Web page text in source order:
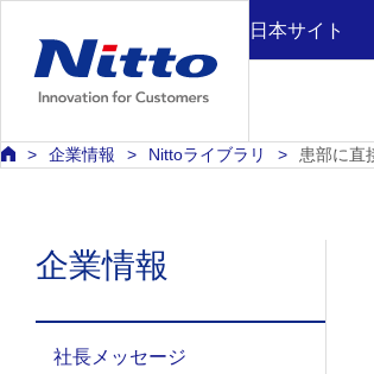
日本サイト
企業情報 Nittoライブラリ 患部に直
企業情報
社長メッセージ